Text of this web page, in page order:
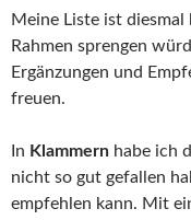
Meine Liste ist diesmal
Rahmen sprengen
Ergänzungen und
freuen.
In Klammern habe ich
nicht so gut gefallen
empfehlen kann. Mit